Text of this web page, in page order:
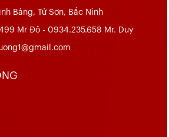
Bảng, Từ Sơn, Bắc Ninh
Mr Đô - 0934.235.658 Mr. Duy